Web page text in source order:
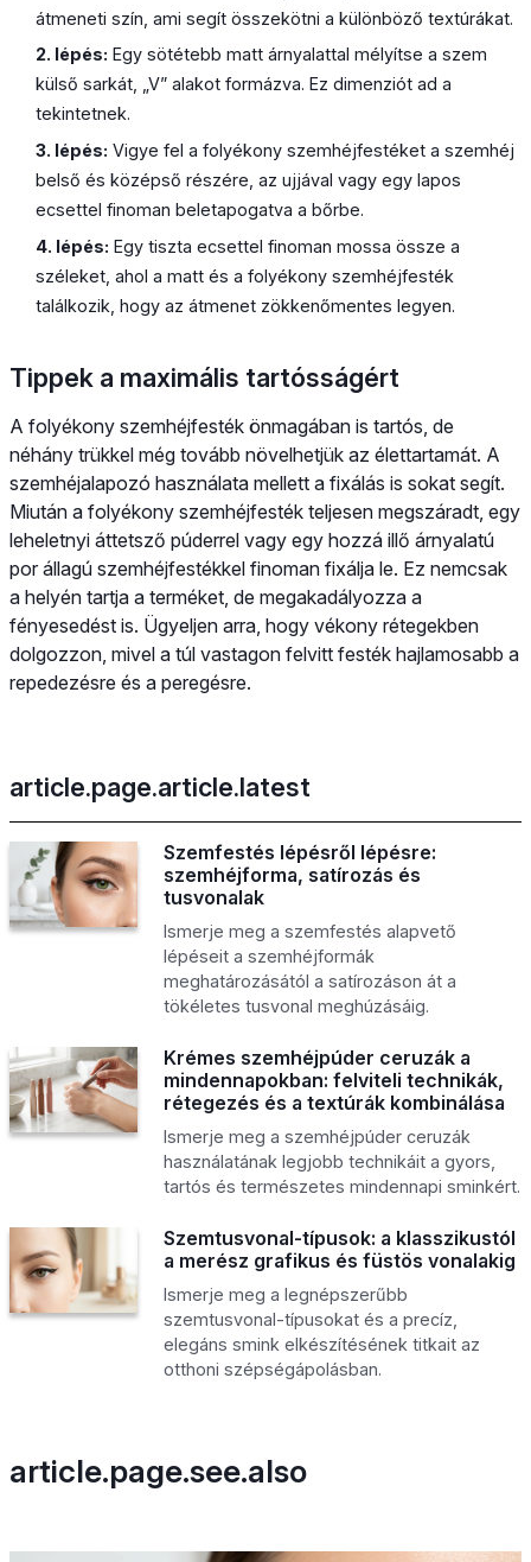
átmeneti szín, ami segít összekötni a különböző textúrákat.
2. lépés: Egy sötétebb matt árnyalattal mélyítse a szem
külső sarkát, „V” alakot formázva. Ez dimenziót ad a
tekintetnek.
3. lépés: Vigye fel a folyékony szemhéjfestéket a szemhéj
belső és középső részére, az ujjával vagy egy lapos
ecsettel finoman beletapogatva a bőrbe.
4. lépés: Egy tiszta ecsettel finoman mossa össze a
széleket, ahol a matt és a folyékony szemhéjfesték
találkozik, hogy az átmenet zökkenőmentes legyen.
Tippek a maximális tartósságért
A folyékony szemhéjfesték önmagában is tartós, de
néhány trükkel még tovább növelhetjük az élettartamát. A
szemhéjalapozó használata mellett a fixálás is sokat segít.
Miután a folyékony szemhéjfesték teljesen megszáradt, egy
leheletnyi áttetsző púderrel vagy egy hozzá illő árnyalatú
por állagú szemhéjfestékkel finoman fixálja le. Ez nemcsak
a helyén tartja a terméket, de megakadályozza a
fényesedést is. Ügyeljen arra, hogy vékony rétegekben
dolgozzon, mivel a túl vastagon felvitt festék hajlamosabb a
repedezésre és a peregésre.
article.page.article.latest
Szemfestés lépésről lépésre:
szemhéjforma, satírozás és
tusvonalak
Ismerje meg a szemfestés alapvető
lépéseit a szemhéjformák
meghatározásától a satírozáson át a
tökéletes tusvonal meghúzásáig.
Krémes szemhéjpúder ceruzák a
mindennapokban: felviteli technikák,
rétegezés és a textúrák kombinálása
Ismerje meg a szemhéjpúder ceruzák
használatának legjobb technikáit a gyors,
tartós és természetes mindennapi sminkért.
Szemtusvonal-típusok: a klasszikustól
a merész grafikus és füstös vonalakig
Ismerje meg a legnépszerűbb
szemtusvonal-típusokat és a precíz,
elegáns smink elkészítésének titkait az
otthoni szépségápolásban.
article.page.see.also